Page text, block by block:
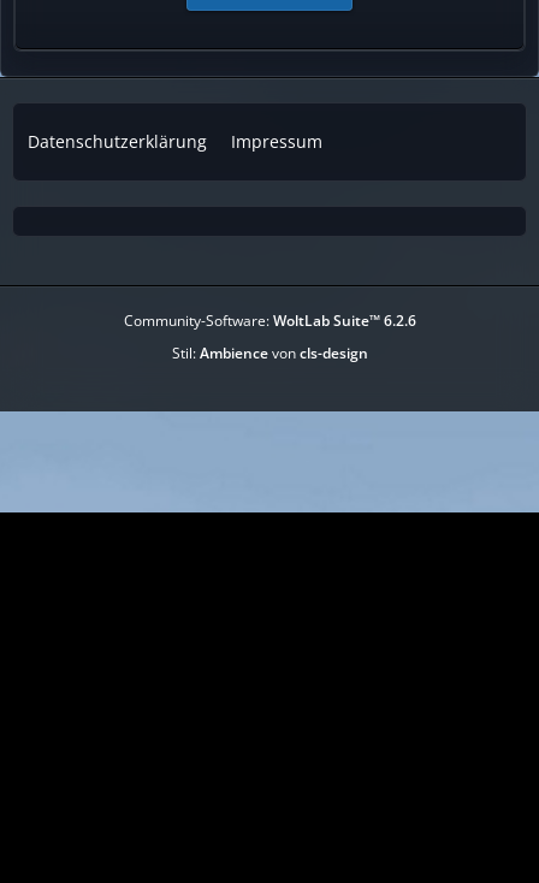
Datenschutzerklärung Impressum
Community-Software:WoltLab Suite™ 6.2.6
Stil:Ambiencevoncls-design